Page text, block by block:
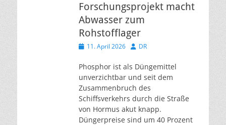
Forschungsprojekt macht
Abwasser zum
Rohstofflager
Veröffentlicht
11. April 2026 Autor
DR
Phosphor ist als Düngemittel
unverzichtbar und seit dem
Zusammenbruch des
Schiffsverkehrs durch die Straße
von Hormus akut knapp.
Düngerpreise sind um 40 Prozent